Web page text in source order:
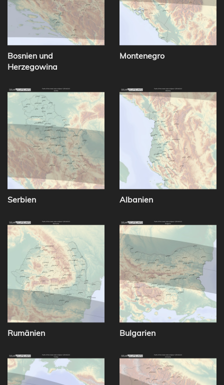
Bosnien und
Herzegowina
Montenegro
Serbien Albanien
Rumänien Bulgarien